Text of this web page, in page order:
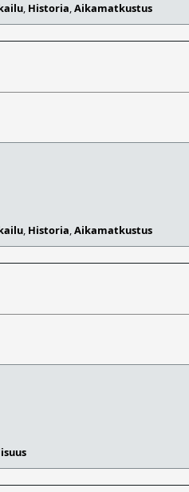
, Historia,Aikamatkustus
, Historia,Aikamatkustus